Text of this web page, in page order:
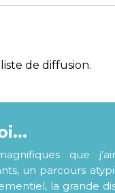
de diffusion.
que
un parcours
la grande